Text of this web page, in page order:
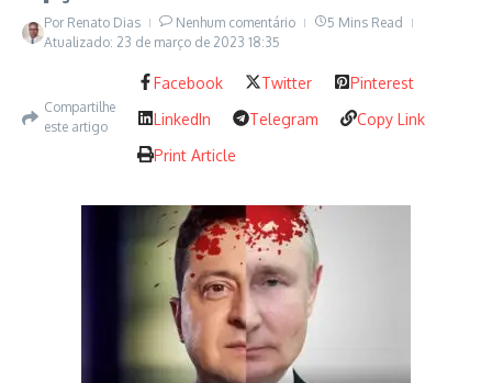
Por Renato Dias Nenhum comentário
5 Mins Read
Atualizado: 23 de março de 2023 18:35
Compartilhe
este artigo
Facebook Twitter
Pinterest
LinkedIn
Telegram
Copy Link
Print Article